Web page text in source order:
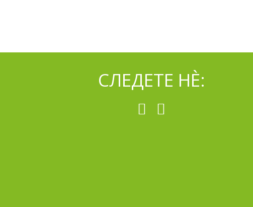
СЛЕДЕТЕ НÈ: